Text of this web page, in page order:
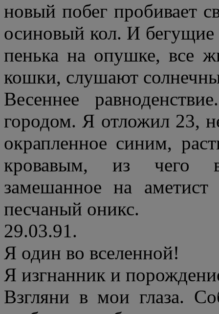
новый побег пробивает
осиновый кол. И
пенька на опушке, все
кошки, слушают
Весеннее
городом. Я отложил 23,
окрапленное синим,
кровавым, из чего
замешанное на
песчаный оникс.
29.03.91.
Я один во вселенной!
Я изгнанник и
Взгляни в мои глаза.